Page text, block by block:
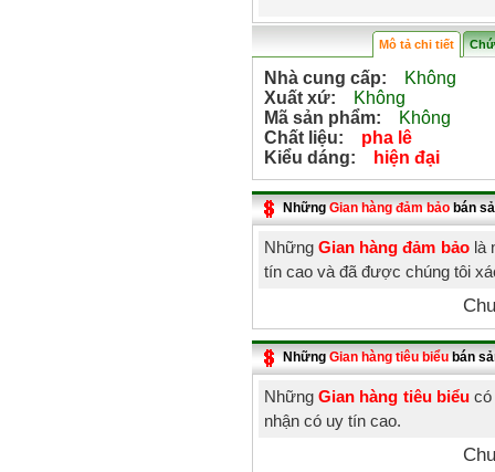
Mô tả chi tiết
Nhà cung cấp:
Không
Xuất xứ:
Không
Mã sản phẩm:
Không
Chất liệu:
pha lê
Kiểu dáng:
hiện đại
NhữngGian hàng đảm bảobán
NhữngGian hàng đảm bảolà
tín cao và đã được chúng tôi
NhữngGian hàng tiêu biểubán
NhữngGian hàng tiêu biểucó
nhận có uy tín cao.